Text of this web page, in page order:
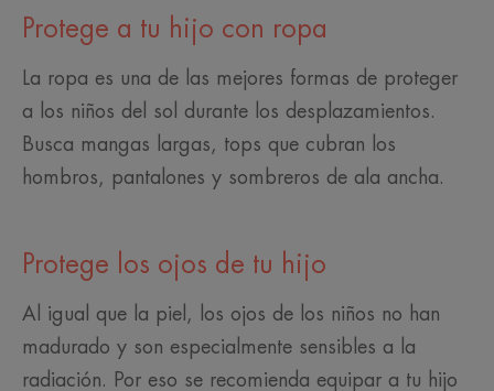
Protege a tu hijo con ropa
La ropa es una de las mejores formas de proteger
a los niños del sol durante los desplazamientos.
Busca mangas largas, tops que cubran los
hombros, pantalones y sombreros de ala ancha.
Protege los ojos de tu hijo
Al igual que la piel, los ojos de los niños no han
madurado y son especialmente sensibles a la
radiación. Por eso se recomienda equipar a tu hijo